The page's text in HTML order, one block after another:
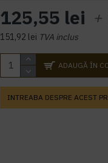
125,55 lei +
151,92 lei TVA inclus
ADAUGĂ ÎN
INTREABA DESPRE ACEST